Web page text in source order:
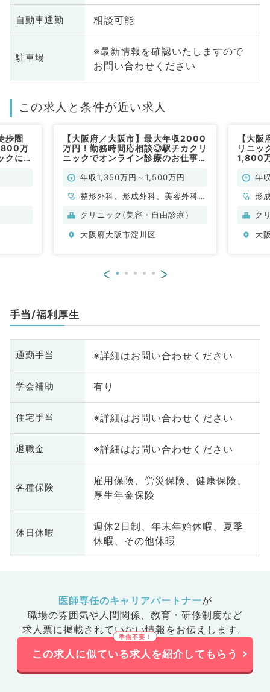
自動車通勤 相談可能
駐車場
※最新情報を確認いたしますので
お問い合わせください
この求人と条件が近い求人
歩圏
万
クにて
【大阪府／大阪市】最大年収2000
万円！勤務時間応相談◎駅チカクリ
ニックでオンライン診療のお仕事で
年収1,350万円～1,500万円
整形外科、形成外科、美容外科、
心臓血管外科、皮膚科、泌尿器
器外科、美容皮膚科、大腸・肛門
クリニック(美容・自由診療）
大阪府大阪市淀川区
【大
リニッ
1,800
科／常
年
形
ク
大
< >
手当/福利厚生
通勤手当 ※詳細はお問い合わせください
学会補助 有り
住宅手当 ※詳細はお問い合わせください
退職金 ※詳細はお問い合わせください
各種保険
雇用保険、労災保険、健康保険、
厚生年金保険
休日休暇
週休2日制、年末年始休暇、夏季
休暇、その他休暇
医師専任のキャリアパートナーが
職場の雰囲気や人間関係、 教育・研修制度など
求人票に掲載されていない情報をお伝えします。
この求人に似ている求人を紹介してもらう